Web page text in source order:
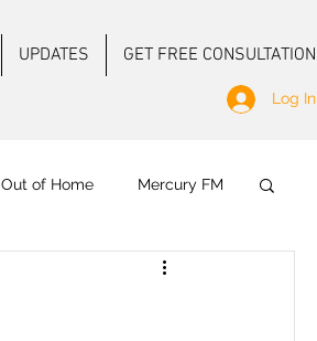
UPDATES GET FREE CONSULTATION
Log In
Out of Home Mercury FM
On Ground Activation